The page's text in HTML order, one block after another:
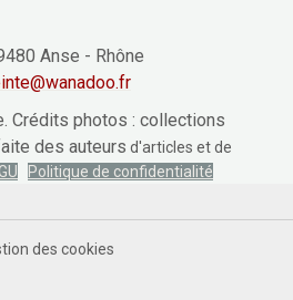
Anse - Rhône
Crédits photos : collections
des auteurs d'articles et de
Politique de confidentialité
des cookies